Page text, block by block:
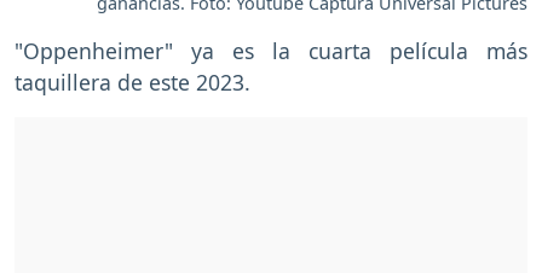
"Oppenheimer" ya es la cuarta película más
taquillera de este 2023.